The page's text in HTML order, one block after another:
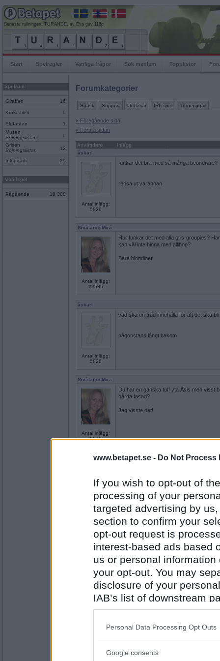
www.betapet.se - Do Not Process
If you wish to opt-out of
processing of your
targeted advertising by
section to confirm your
opt-out request is
interest-based ads based
us or personal
your opt-out. You may
disclosure of your
IAB’s list of downstream
also be disclosed by us
Downstream Participants
Please note that this
Personal Data Processing Opt Outs
Google consents
Senaste rullningen, TURANDE, av Eva gav 118p
Start Spelregler Vanliga frågor Sök medlem Topplistor
Spelrum
Giraffen 16
Krokodilen 0
Elefanten
1
Musen
Böjningslistan
0
Grisen
Böjningslistan
12
Inloggade 29
Mobilspel
Pågående 18 388
Forumkategorier
Snack Support Ordlekar IRL-spel Turneringar
« Föregående sida
« Första sidan
Användare
Inlägg
åskarl
Antal inlägg:
5826
funkar det bra med så många beundrare?
rensa ut varannan
SmålandsMira
Antal inlägg:
22535
Hur funkar det med alla gris-groupies?
kan väl inte hinna med allihop?
Bara blondiner
åskarl
Antal inlägg:
5826
vad ska en tråd innehålla för att det ska
någonstans långt bakom
SmålandsMira
Antal inlägg:
22535
Du har en ganska tuff yta Åsis men visst
hårda fasad?
Jag visste det!
Bellarom- Ej medlem längre
Antal inlägg:
4220
Kanske någon annan dag
Antal inlägg:
5826
dags att skruva på korken och nyktra till?
taskig tajmning....
Jag har inget sett...